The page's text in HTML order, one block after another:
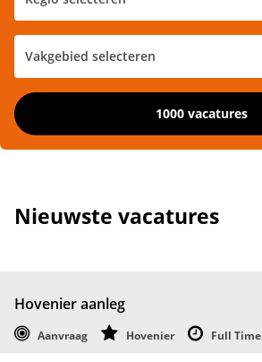
1000 vacatures
Nieuwste vacatures
Hovenier aanleg
Aanvraag Hovenier Full Time